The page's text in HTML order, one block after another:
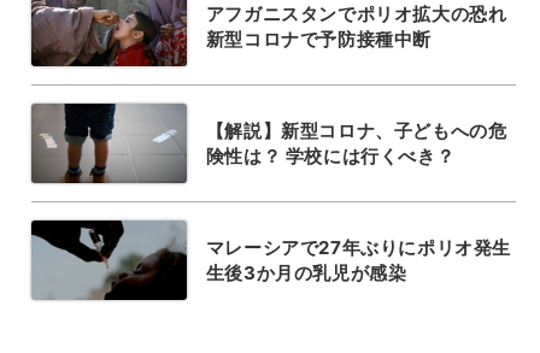
アフガニスタンでポリオ拡大の恐れ
新型コロナで予防接種中断
【解説】新型コロナ、子どもへの危
険性は？ 学校には行くべき？
マレーシアで27年ぶりにポリオ発生
生後3か月の乳児が感染